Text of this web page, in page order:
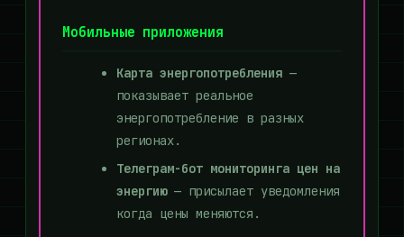
Мобильные приложения
Карта энергопотребления —
показывает реальное
энергопотребление в разных
регионах.
Телеграм-бот мониторинга цен на
энергию— присылает уведомления
когда цены меняются.